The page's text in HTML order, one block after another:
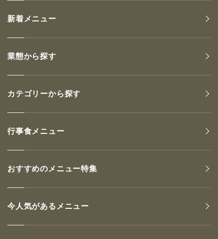
新着メニュー
業態から探す
カテゴリーから探す
行事食メニュー
おすすめのメニュー特集
今人気があるメニュー